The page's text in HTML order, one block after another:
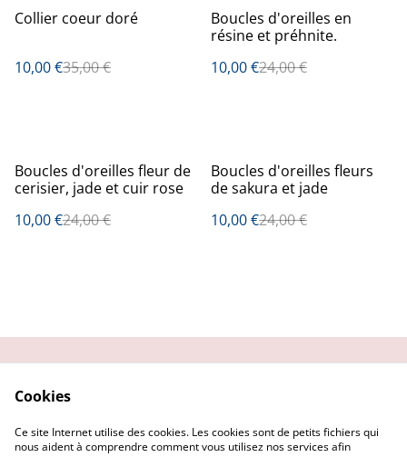
%
Collier coeur doré
10,00 €35,00 €
%
Boucles d'oreilles en
résine et préhnite.
10,00 €24,00 €
%
Boucles d'oreilles fleur de
cerisier, jade et cuir rose
10,00 €24,00 €
%
Boucles d'oreilles fleurs
de sakura et jade
10,00 €24,00 €
Confidentialité
Demander un retour
Cookies
Cookies
Ce site Internet utilise des cookies. Les cookies sont de petits fichiers qui
nous aident à comprendre comment vous utilisez nos services afin